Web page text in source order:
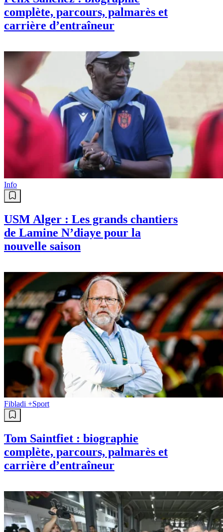
Félix Sánchez : biographie
complète, parcours, palmarès et
carrière d’entraîneur
Info
USM Alger : Les grands chantiers
de Lamine N’diaye pour la
nouvelle saison
Fibladi +
Tom Saintfiet : biographie
complète, parcours, palmarès et
carrière d’entraîneur